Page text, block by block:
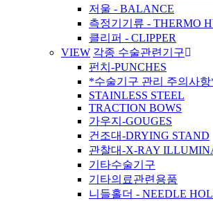
저울 - BALANCE
측정기기류 - THERMO
클리퍼 - CLIPPER
VIEW 각종 수술관련기구
펀치-PUNCHES
*수술기구 관리 주의사
STAINLESS STEEL
TRACTION BOWS
가우지-GOUGES
건조대-DRYING STAND
관찰대-X-RAY
기타수술기구
기타의료관련용품
니들홀더 - NEEDLE